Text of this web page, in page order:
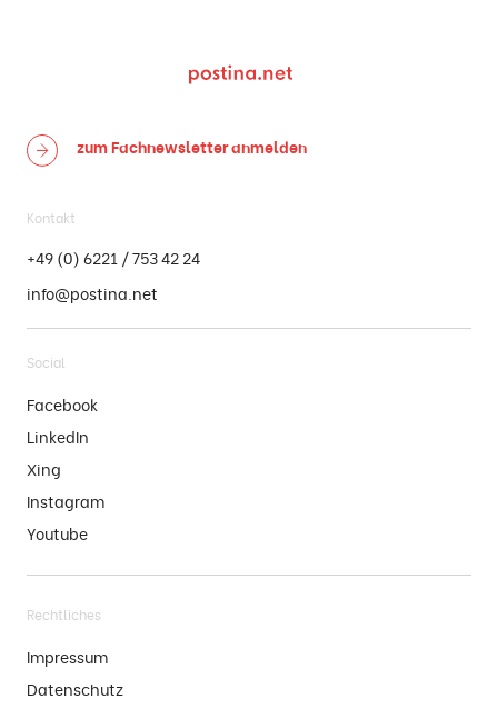
zum Fachnewsletteranmelden
Kontakt
+49 (0) 6221 / 753 42 24
info@postina.net
Social
Facebook
LinkedIn
Xing
Instagram
Youtube
Rechtliches
Impressum
Datenschutz